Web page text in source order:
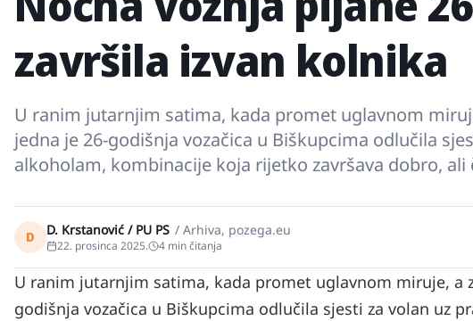
završila izvan kolnika
U ranim jutarnjim satima, kada promet uglavnom
jedna je 26-godišnja vozačica u Biškupcima odlučila
alkoholam, kombinacije koja rijetko završava dobro,
D D. Krstanović / PU PS / Arhiva, pozega.eu
22. prosinca 2025. 4 min čitanja
U ranim jutarnjim satima, kada promet uglavnom miruje, a
godišnja vozačica u Biškupcima odlučila sjesti za volan uz